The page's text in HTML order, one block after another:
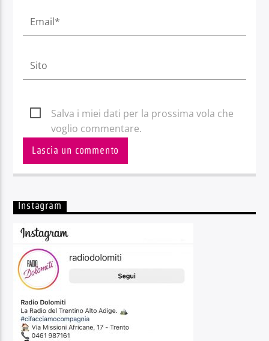
Salva i miei dati per la prossima vola che
voglio commentare.
Instagram